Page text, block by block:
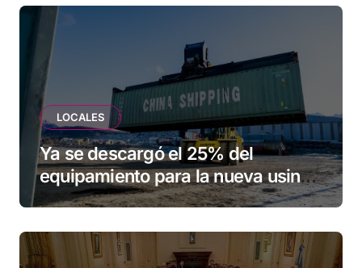
LOCALES
Ya se descargó el 25% del
equipamiento para la nueva usina
de Ushuaia